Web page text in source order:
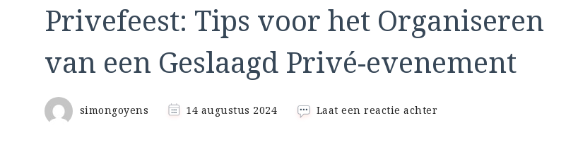
Privefeest: Tips voor het Organiseren
van een Geslaagd Privé-evenement
simongoyens 14 augustus 2024 Laat een reactie achter